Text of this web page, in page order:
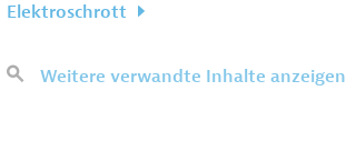
Elektroschrott
Weitere verwandte Inhalte anzeigen